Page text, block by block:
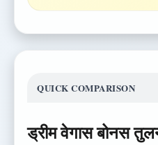
QUICK COMPARISON
ड्रीम वेगास बोनस